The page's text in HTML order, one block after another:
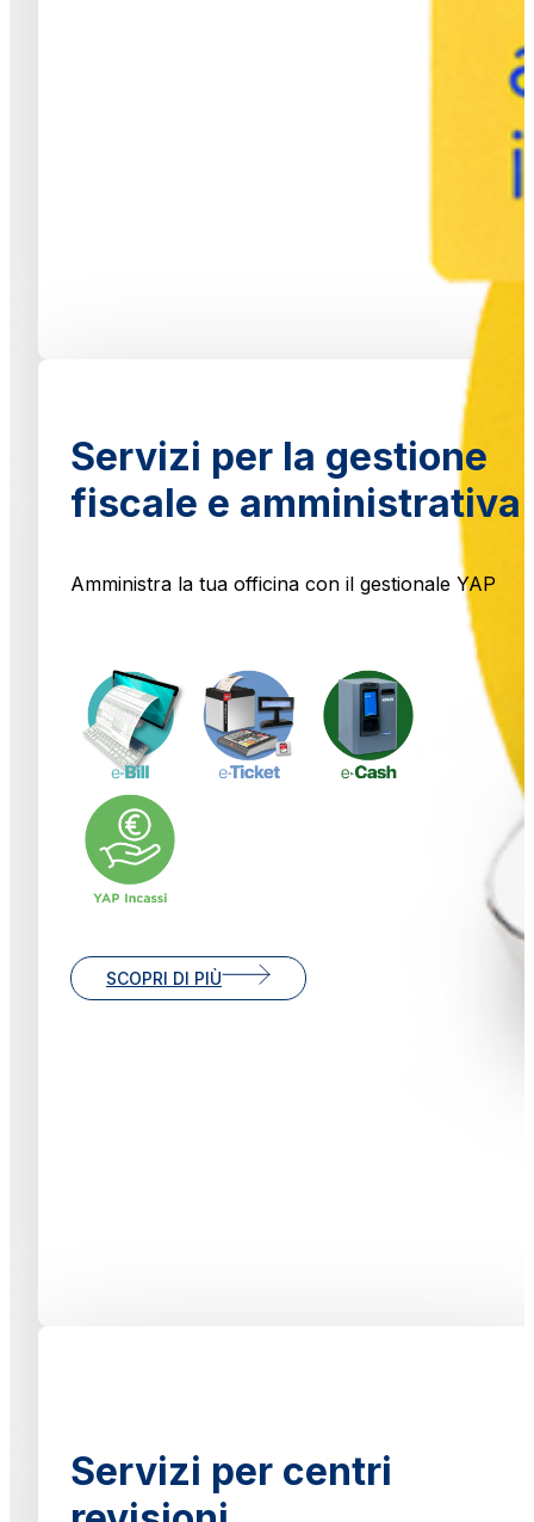
Servizi per la gestione
fiscale e amministrativa
Amministra la tua officina con il gestionale YAP
SCOPRI DI PIÙ
Servizi per centri